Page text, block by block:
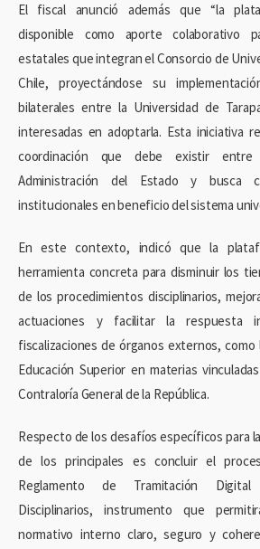
El fiscal anunció además que “la
disponible como aporte colaborativo
estatales que integran el Consorcio de
Chile, proyectándose su
bilaterales entre la Universidad de
interesadas en adoptarla. Esta iniciativa
coordinación que debe existir
Administración del Estado y busca
institucionales en beneficio del sistema
En este contexto, indicó que la
herramienta concreta para disminuir los
de los procedimientos disciplinarios,
actuaciones y facilitar la respuesta
fiscalizaciones de órganos externos,
Educación Superior en materias
Contraloría General de la República.
Respecto de los desafíos específicos para
de los principales es concluir el
Reglamento de Tramitación
Disciplinarios, instrumento que
normativo interno claro, seguro y